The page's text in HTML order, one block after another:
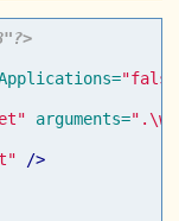
arguments=
/>